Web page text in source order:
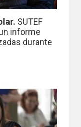
SUTEF
informe
durante